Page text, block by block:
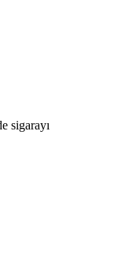
sigarayı